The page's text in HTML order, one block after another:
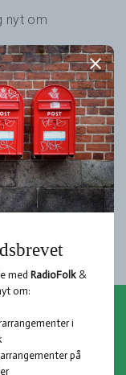
nyt om
i Danmark
på
fraRadioFolk
Folkalender